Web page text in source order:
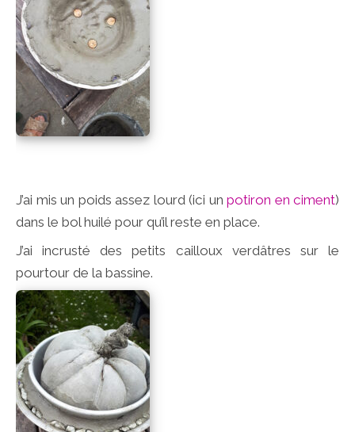
J’ai mis un poids assez lourd (ici un potiron en ciment)
dans le bol huilé pour qu’il reste en place.
J’ai incrusté des petits cailloux verdâtres sur le
pourtour de la bassine.